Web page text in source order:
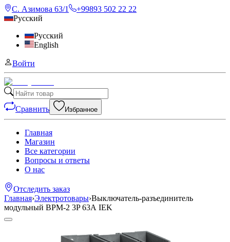
С. Азимова 63/1
+99893 502 22 22
Русский
Русский
English
Войти
Сравнить Избранное
Главная
Магазин
Все категории
Вопросы и ответы
О нас
Отследить заказ
Главная›Электротовары›Выключатель-разъединитель
модульный ВРМ-2 3P 63А IEK